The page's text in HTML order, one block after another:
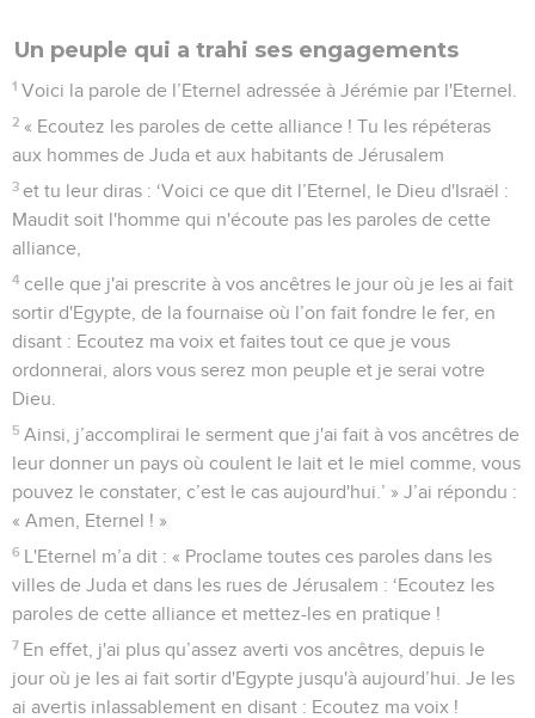
Un peuple qui a trahi ses engagements
1 Voici la parole de l’Eternel adressée à Jérémie par l'Eternel.
2 « Ecoutez les paroles de cette alliance ! Tu les répéteras
aux hommes de Juda et aux habitants de Jérusalem
3 et tu leur diras : ‘Voici ce que dit l’Eternel, le Dieu d'Israël :
Maudit soit l'homme qui n'écoute pas les paroles de cette
alliance,
4 celle que j'ai prescrite à vos ancêtres le jour où je les ai fait
sortir d'Egypte, de la fournaise où l’on fait fondre le fer, en
disant : Ecoutez ma voix et faites tout ce que je vous
ordonnerai, alors vous serez mon peuple et je serai votre
Dieu.
5 Ainsi, j’accomplirai le serment que j'ai fait à vos ancêtres de
leur donner un pays où coulent le lait et le miel comme, vous
pouvez le constater, c’est le cas aujourd'hui.’ » J’ai répondu :
« Amen, Eternel ! »
6 L'Eternel m’a dit : « Proclame toutes ces paroles dans les
villes de Juda et dans les rues de Jérusalem : ‘Ecoutez les
paroles de cette alliance et mettez-les en pratique !
7 En effet, j'ai plus qu’assez averti vos ancêtres, depuis le
jour où je les ai fait sortir d'Egypte jusqu'à aujourd’hui. Je les
ai avertis inlassablement en disant : Ecoutez ma voix !